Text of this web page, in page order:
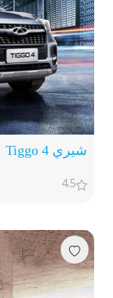
شيري Tiggo 4
4.5